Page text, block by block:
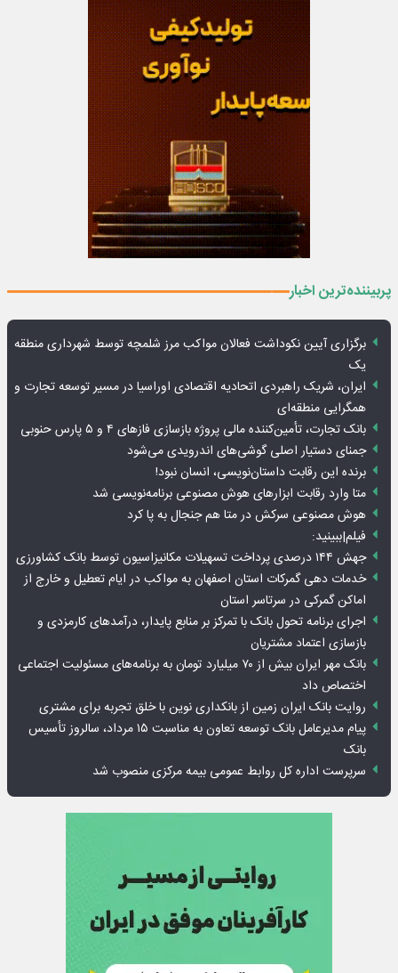
پربیننده‌ترین اخبار
برگزاری آیین نکوداشت فعالان مواکب مرز شلمچه توسط شهرداری منطقه
یک
ایران، شریک راهبردی اتحادیه اقتصادی اوراسیا در مسیر توسعه تجارت و
همگرایی منطقه‌ای
بانک تجارت، تأمین‌کننده مالی پروژه بازسازی فازهای ۴ و ۵ پارس حنوبی
جمنای دستیار اصلی گوشی‌های اندرویدی می‌شود
برنده این رقابت داستان‌نویسی، انسان نبود!
متا وارد رقابت ابزارهای هوش مصنوعی برنامه‌نویسی شد
هوش مصنوعی سرکش در متا هم جنجال به پا کرد
فیلم|ببینید:
جهش ۱۴۴ درصدی پرداخت تسهیلات مکانیزاسیون توسط بانک کشاورزی
خدمات دهی گمرکات استان اصفهان به مواکب در ایام تعطیل و خارج از
اماکن گمرکی در سرتاسر استان
اجرای برنامه تحول بانک با تمرکز بر منابع پایدار، درآمدهای کارمزدی و
بازسازی اعتماد مشتریان
بانک مهر ایران بیش از ۷۰ میلیارد تومان به برنامه‌های مسئولیت اجتماعی
اختصاص داد
روایت بانک ایران زمین از بانکداری نوین با خلق تجربه برای مشتری
پیام مدیرعامل بانک توسعه تعاون به مناسبت ۱۵ مرداد، سالروز تأسیس
بانک
سرپرست اداره کل روابط عمومی بیمه مرکزی منصوب شد